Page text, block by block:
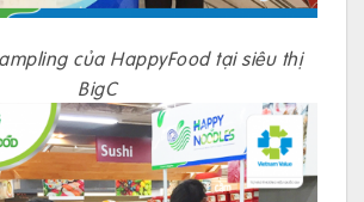
của HappyFood tại siêu thị
BigC